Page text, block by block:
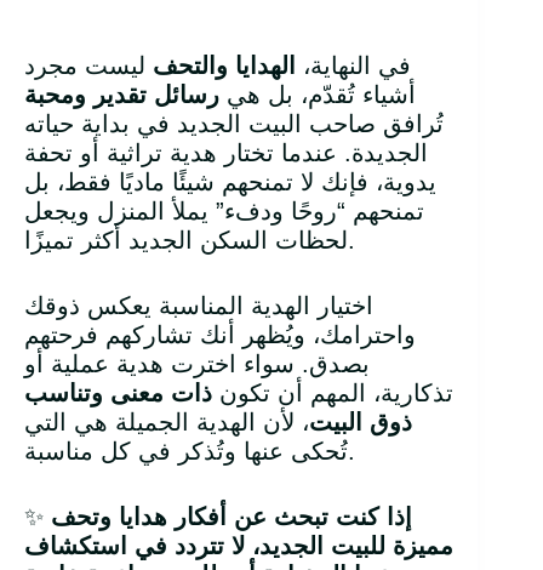
في النهاية، الهدايا والتحف ليست مجرد
أشياء تُقدّم، بل هي رسائل تقدير ومحبة
تُرافق صاحب البيت الجديد في بداية حياته
الجديدة. عندما تختار هدية تراثية أو تحفة
يدوية، فإنك لا تمنحهم شيئًا ماديًا فقط، بل
تمنحهم “روحًا ودفء” يملأ المنزل ويجعل
لحظات السكن الجديد أكثر تميزًا.
اختيار الهدية المناسبة يعكس ذوقك
واحترامك، ويُظهر أنك تشاركهم فرحتهم
بصدق. سواء اخترت هدية عملية أو
تذكارية، المهم أن تكون ذات معنى وتناسب
ذوق البيت، لأن الهدية الجميلة هي التي
تُحكى عنها وتُذكر في كل مناسبة.
✨ إذا كنت تبحث عن أفكار هدايا وتحف
مميزة للبيت الجديد، لا تتردد في استكشاف